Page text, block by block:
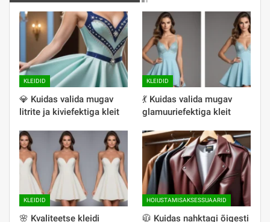
KLEIDID
💎 Kuidas valida mugav
litrite ja kiviefektiga kleit
KLEIDID
💃 Kuidas valida mugav
glamuuriefektiga kleit
KLEIDID
🌸 Kvaliteetse kleidi
HOIUSTAMISAKSESSUAARID
🧥 Kuidas nahktagi õigesti